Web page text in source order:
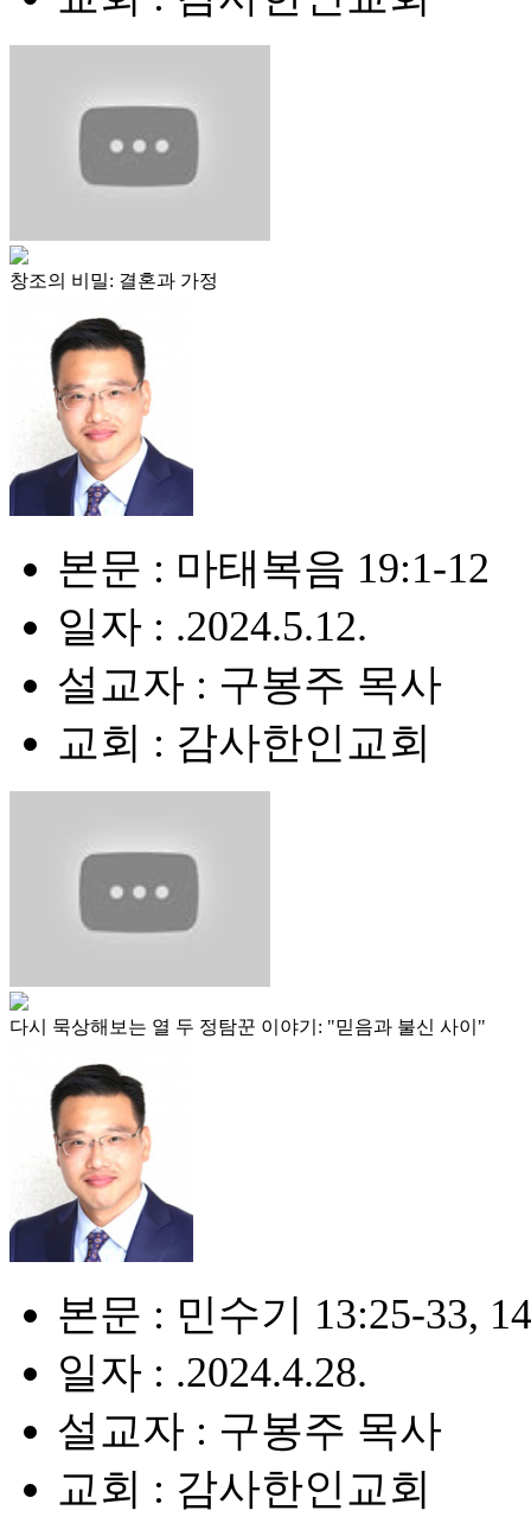
창조의 비밀: 결혼과 가정
본문 : 마태복음 19:1-12
일자 : .2024.5.12.
설교자 : 구봉주 목사
교회 : 감사한인교회
다시 묵상해보는 열 두 정탐꾼 이야기: "믿음과 불신 사이"
본문 : 민수기 13:25-33,
일자 : .2024.4.28.
설교자 : 구봉주 목사
교회 : 감사한인교회